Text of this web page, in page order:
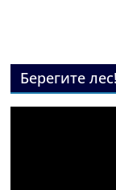
Берегите лес!